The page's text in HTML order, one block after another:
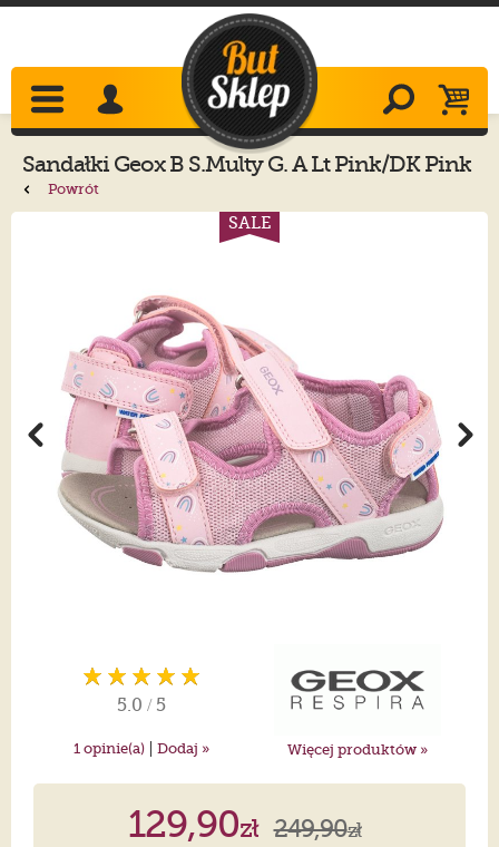
Sandałki Geox B S.Multy G. A Lt Pink/DK Pink
B450DA 0ASCE C8099
Powrót
SALE
5.0 / 5
1 opinie(a) | Dodaj » Więcej produktów »
129,90zł 249,90zł